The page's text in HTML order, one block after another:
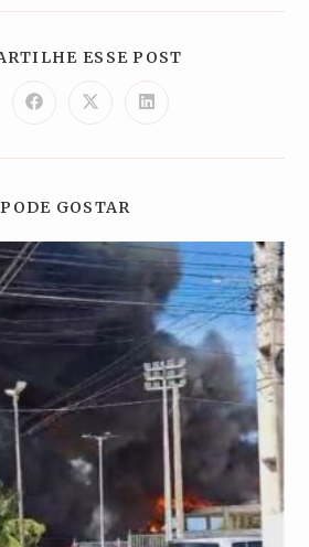
ESSE POST
Abre
em
nova
Abre
em
nova
Abre
em
nova
GOSTAR